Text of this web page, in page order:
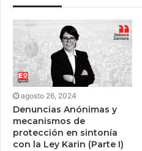
agosto 26, 2024
Denuncias Anónimas y
mecanismos de
protección en sintonía
con la Ley Karin (Parte I)